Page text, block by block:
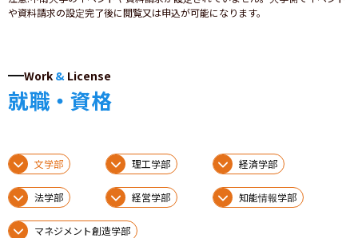
や資料請求の設定完了後に閲覧又は申込が可能になります。
Work & License
就職・資格
文学部 理工学部 経済学部
法学部 経営学部 知能情報学部
マネジメント創造学部